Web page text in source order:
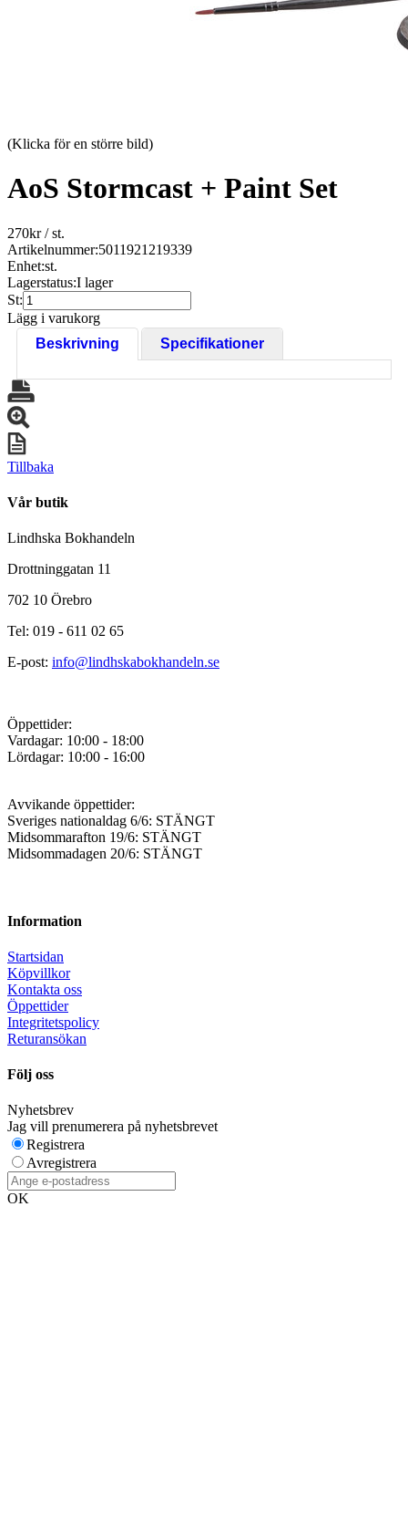
(Klicka för en större bild)
AoS Stormcast + Paint Set
270kr/ st.
Artikelnummer:5011921219339
Enhet:st.
Lagerstatus:I lager
St:
Lägg i varukorg
Beskrivning
Specifikationer
Tillbaka
Vår butik
Lindhska Bokhandeln
Drottninggatan 11
702 10 Örebro
Tel: 019 - 611 02 65
E-post: info@lindhskabokhandeln.se
Öppettider:
Vardagar: 10:00 - 18:00
Lördagar: 10:00 - 16:00
Avvikande öppettider:
Sveriges nationaldag 6/6: STÄNGT
Midsommarafton 19/6: STÄNGT
Midsommadagen 20/6: STÄNGT
Information
Startsidan
Köpvillkor
Kontakta oss
Öppettider
Integritetspolicy
Returansökan
Följ oss
Nyhetsbrev
Jag vill prenumerera på nyhetsbrevet
Registrera
Avregistrera
OK